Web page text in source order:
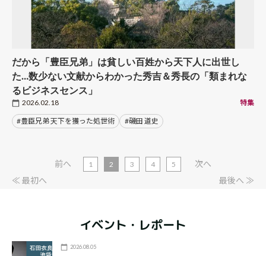
だから「豊臣兄弟」は貧しい百姓から天下人に出世し
た…数少ない文献からわかった秀吉＆秀長の「類まれな
るビジネスセンス」
2026.02.18 特集
#豊臣兄弟 天下を獲った処世術 #磯田 道史
≪ 最初へ
前へ 1 2 3 4 5
次へ
最後へ ≫
イベント・レポート
2026.08.05